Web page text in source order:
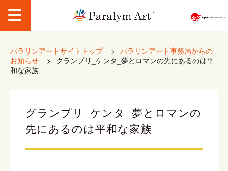
パラリンアートサイトトップ > パラリンアート事務局からの
お知らせ
> グランプリ_ケンタ_夢とロマンの先にあるのは平
和な家族
グランプリ_ケンタ_夢とロマンの
先にあるのは平和な家族